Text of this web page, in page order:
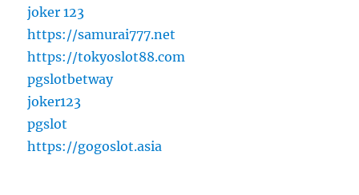
joker 123
https://samurai777.net
https://tokyoslot88.com
pgslotbetway
joker123
pgslot
https://gogoslot.asia